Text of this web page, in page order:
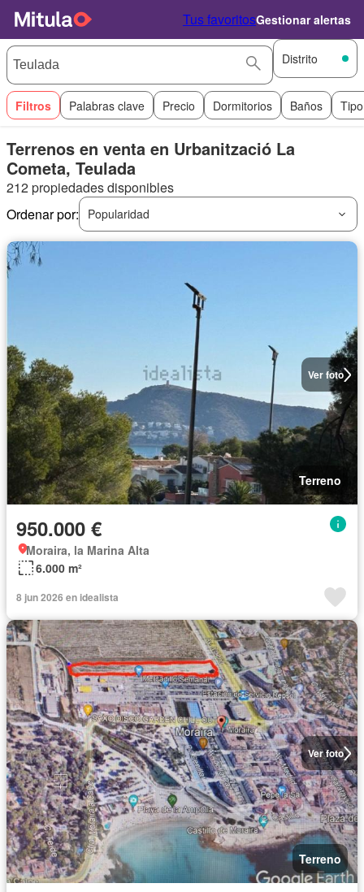
Tus favoritosGestionar alertas
Distrito
Filtros Palabras clave Precio Dormitorios Baños
Terrenos en venta en Urbanització La
Cometa, Teulada
212 propiedades disponibles
Ordenar por:
Popularidad
Ver foto
Terreno
950.000 €
Moraira, la Marina Alta
6.000 m²
8 jun 2026 en idealista
Ver foto
Terreno